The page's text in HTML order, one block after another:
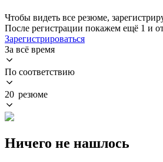
Чтобы видеть все резюме,
После регистрации покажем ещё 1 и
Зарегистрироваться
За всё время
По соответствию
20 резюме
Ничего не нашлось